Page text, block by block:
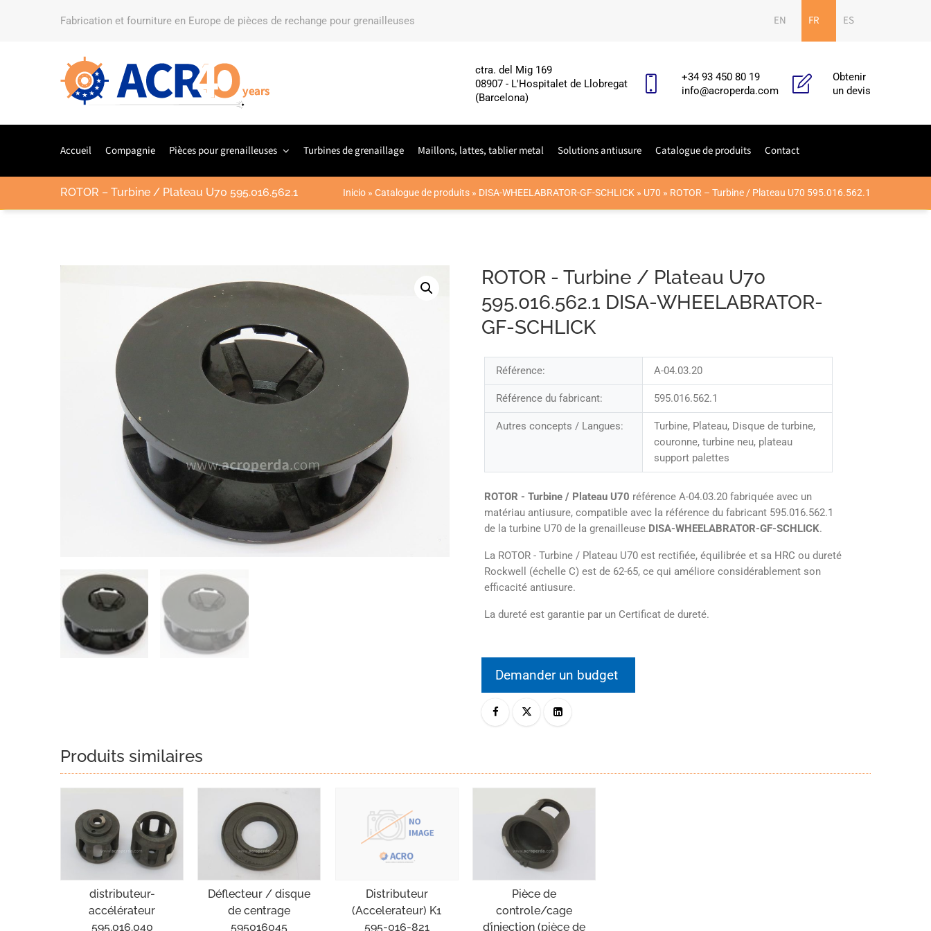
Fabrication et fourniture en Europe de pièces de rechange pour grenailleuses EN FR ES
ctra. del Mig 169
08907 - L'Hospitalet de Llobregat
(Barcelona)
+34 93 450 80 19
info@acroperda.com
Obtenir
un devis
Accueil Compagnie Pièces pour grenailleuses Turbines de grenaillage Maillons, lattes, tablier metal Solutions antiusure Catalogue de produits Contact
ROTOR – Turbine / Plateau U70 595.016.562.1 Inicio » Catalogue de produits » DISA-WHEELABRATOR-GF-SCHLICK » U70 » ROTOR – Turbine / Plateau U70 595.016.562.1
ROTOR - Turbine / Plateau U70
595.016.562.1 DISA-WHEELABRATOR-
GF-SCHLICK
Référence: A-04.03.20
Référence du fabricant: 595.016.562.1
Autres concepts / Langues:
Turbine, Plateau, Disque de turbine,
couronne, turbine neu, plateau
support palettes
ROTOR - Turbine / Plateau U70 référence A-04.03.20 fabriquée avec un
matériau antiusure, compatible avec la référence du fabricant 595.016.562.1
de la turbine U70 de la grenailleuse DISA-WHEELABRATOR-GF-SCHLICK.
La ROTOR - Turbine / Plateau U70 est rectifiée, équilibrée et sa HRC ou dureté
Rockwell (échelle C) est de 62-65, ce qui améliore considérablement son
efficacité antiusure.
La dureté est garantie par un Certificat de dureté.
Demander un budget
Produits similaires
distributeur-
accélérateur
595.016.040
Déflecteur / disque
de centrage
595016045
Distributeur
(Accelerateur) K1
595-016-821
Pièce de
controle/cage
d’injection (pièce de